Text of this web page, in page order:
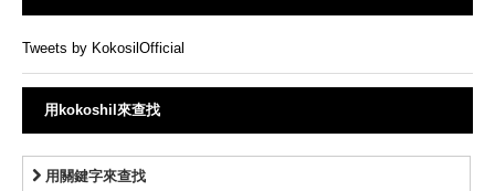
Tweets by KokosilOfficial
用kokoshil來查找
用關鍵字來查找